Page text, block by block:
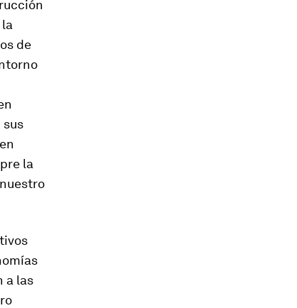
de
la
a las